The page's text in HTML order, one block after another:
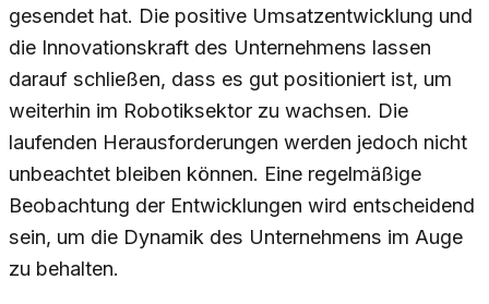
gesendet hat. Die positive Umsatzentwicklung und
die Innovationskraft des Unternehmens lassen
darauf schließen, dass es gut positioniert ist, um
weiterhin im Robotiksektor zu wachsen. Die
laufenden Herausforderungen werden jedoch nicht
unbeachtet bleiben können. Eine regelmäßige
Beobachtung der Entwicklungen wird entscheidend
sein, um die Dynamik des Unternehmens im Auge
zu behalten.